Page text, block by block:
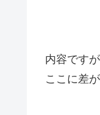
内容です
ここに差